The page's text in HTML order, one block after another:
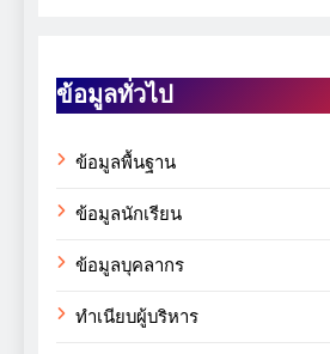
ข้อมูลทั่วไป
ข้อมูลพื้นฐาน
ข้อมูลนักเรียน
ข้อมูลบุคลากร
ทำเนียบผู้บริหาร